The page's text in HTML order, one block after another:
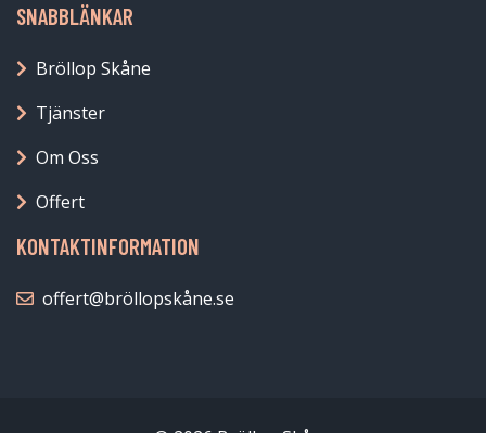
SNABBLÄNKAR
Bröllop Skåne
Tjänster
Om Oss
Offert
KONTAKTINFORMATION
offert@bröllopskåne.se